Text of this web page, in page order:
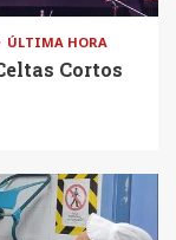
ÚLTIMA HORA
Cortos